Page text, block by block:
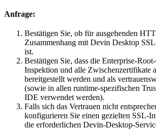
Anfrage:
Bestätigen Sie, ob für ausgehenden
Zusammenhang mit Devin Desktop
ist.
Bestätigen Sie, dass die Enterprise-
Inspektion und alle Zwischenzertifikate
bereitgestellt werden und als
(sowie in allen runtime-spezifischen
IDE verwendet werden).
Falls sich das Vertrauen nicht
konfigurieren Sie einen gezielten SSL-
die erforderlichen Devin-Desktop-